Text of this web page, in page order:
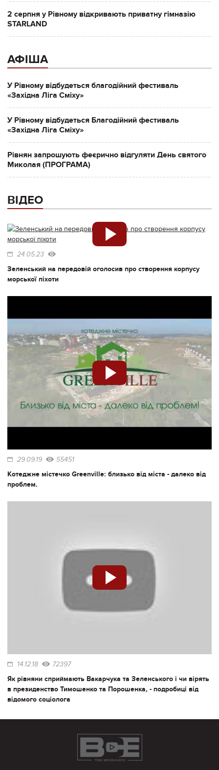
2 серпня у Рівному відкривають приватну гімназію
STARLAND
АФІША
У Рівному відбудеться благодійний фестиваль
«Західна Ліга Сміху»
У Рівному відбудеться Благодійний фестиваль
«Західна Ліга Сміху»
Рівнян запрошують феєрично відгуляти День святого
Миколая (ПРОГРАМА)
ВІДЕО
24.05.23
Зеленський на передовій оголосив про створення корпусу
морської піхоти
29.09.19 55451
Котеджне містечко Greenville: близько від міста - далеко від
проблем.
14.12.18 72397
Як рівняни сприймають Вакарчука та Зеленського і чи вірять
в президенство Тимошенко та Порошенка, - подробиці від
відомого соціолога